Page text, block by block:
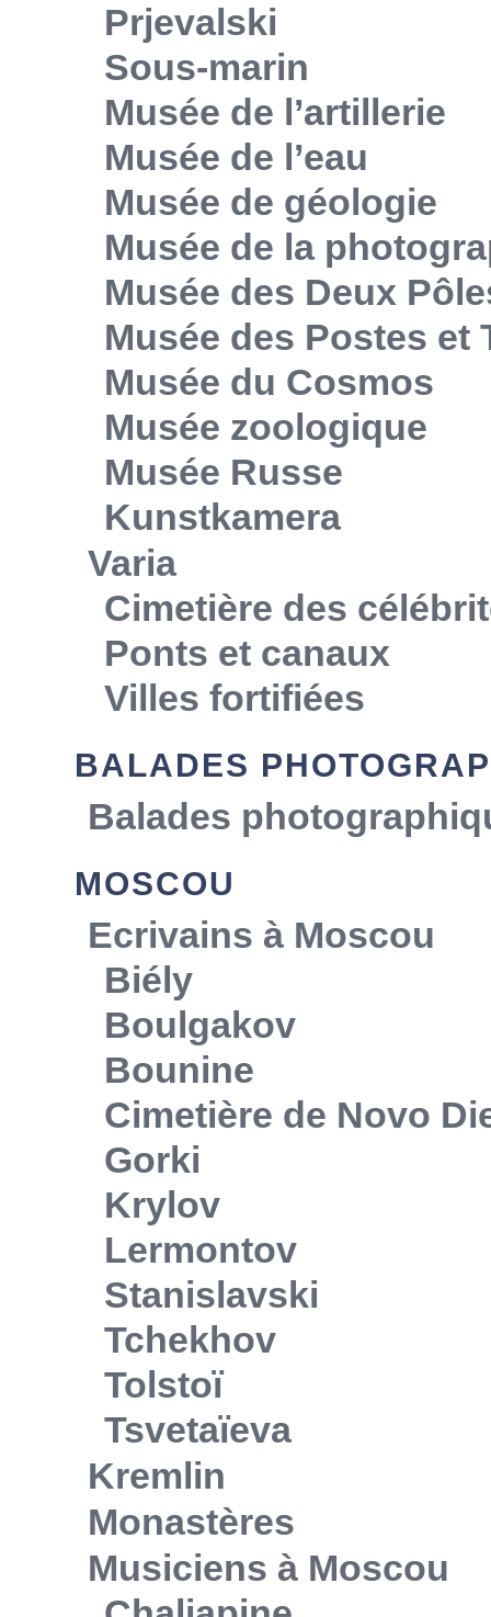
Prjevalski
Sous-marin
Musée de l’artillerie
Musée de l’eau
Musée de géologie
Musée de la
Musée des Deux
Musée des Postes
Musée du Cosmos
Musée zoologique
Musée Russe
Kunstkamera
Varia
Cimetière des
Ponts et canaux
Villes fortifiées
BALADES
Balades
MOSCOU
Ecrivains à Moscou
Biély
Boulgakov
Bounine
Cimetière de Novo
Gorki
Krylov
Lermontov
Stanislavski
Tchekhov
Tolstoï
Tsvetaïeva
Kremlin
Monastères
Musiciens à Moscou